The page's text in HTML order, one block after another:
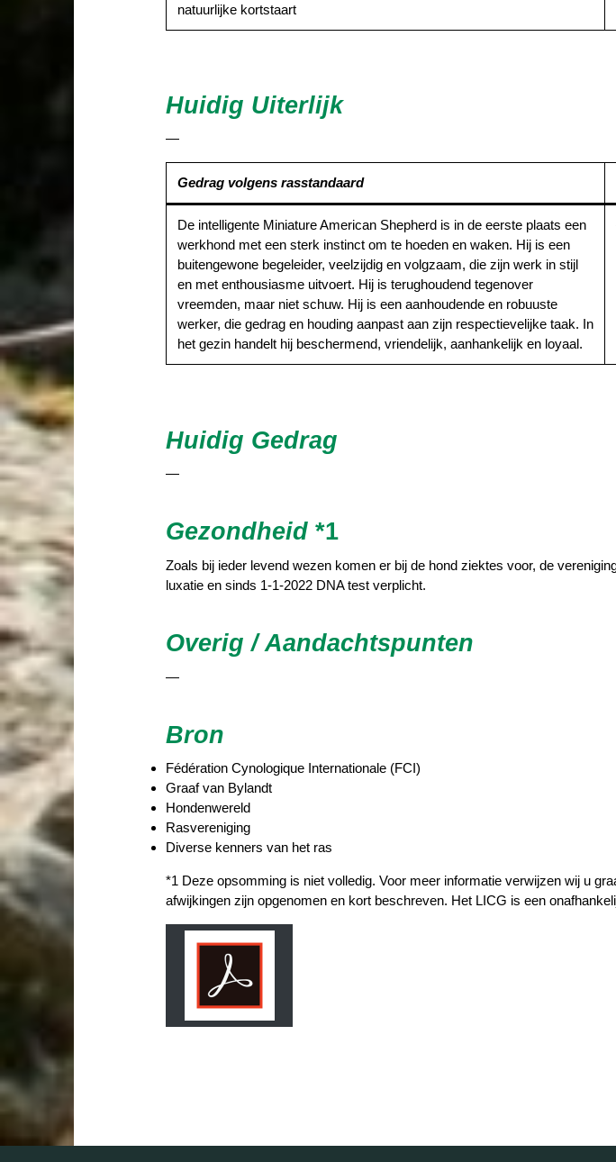
natuurlijke kortstaart
Huidig Uiterlijk
—
Gedrag volgens rasstandaard
De intelligente Miniature American Shepherd is in de eerste plaats een
werkhond met een sterk instinct om te hoeden en waken. Hij is een
buitengewone begeleider, veelzijdig en volgzaam, die zijn werk in stijl
en met enthousiasme uitvoert. Hij is terughoudend tegenover
vreemden, maar niet schuw. Hij is een aanhoudende en robuuste
werker, die gedrag en houding aanpast aan zijn respectievelijke taak. In
het gezin handelt hij beschermend, vriendelijk, aanhankelijk en loyaal.
Huidig Gedrag
—
Gezondheid *1
Zoals bij ieder levend wezen komen er bij de hond ziektes voor, de
luxatie en sinds 1-1-2022 DNA test verplicht.
Overig / Aandachtspunten
—
Bron
Fédération Cynologique Internationale (FCI)
Graaf van Bylandt
Hondenwereld
Rasvereniging
Diverse kenners van het ras
*1 Deze opsomming is niet volledig. Voor meer informatie verwijzen wij u
afwijkingen zijn opgenomen en kort beschreven. Het LICG is een